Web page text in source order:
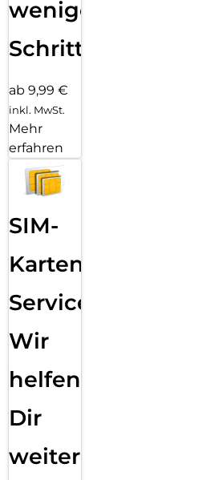
wenigen
Schritten
ab 9,99 €
inkl. MwSt.
Mehr
erfahren
SIM-
Karten
Service:
Wir
helfen
Dir
weiter